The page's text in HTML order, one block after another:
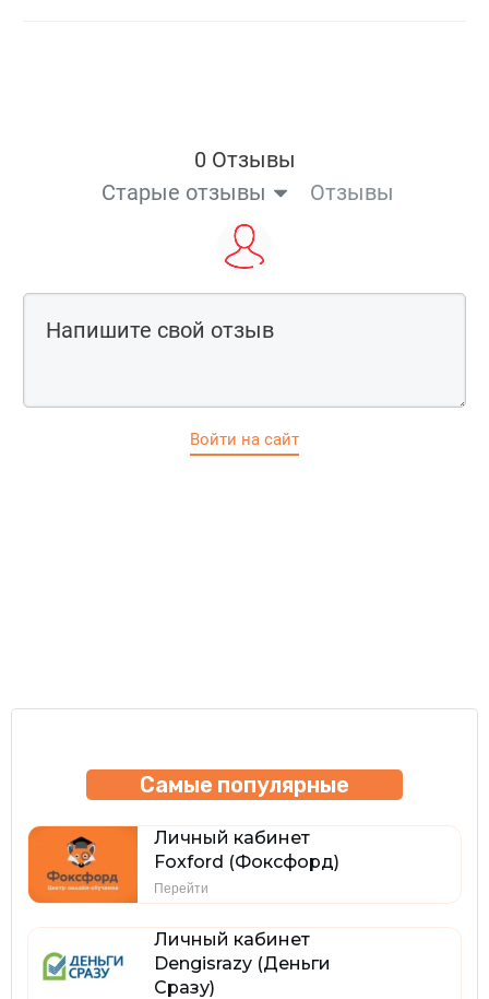
0 Отзывы
Старые отзывы
Отзывы
Войти на сайт
Самые популярные
Личный кабинет
Foxford (Фоксфорд)
Перейти
Личный кабинет
Dengisrazy (Деньги
Сразу)